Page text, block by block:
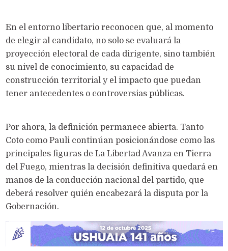
En el entorno libertario reconocen que, al momento
de elegir al candidato, no solo se evaluará la
proyección electoral de cada dirigente, sino también
su nivel de conocimiento, su capacidad de
construcción territorial y el impacto que puedan
tener antecedentes o controversias públicas.
Por ahora, la definición permanece abierta. Tanto
Coto como Pauli continúan posicionándose como las
principales figuras de La Libertad Avanza en Tierra
del Fuego, mientras la decisión definitiva quedará en
manos de la conducción nacional del partido, que
deberá resolver quién encabezará la disputa por la
Gobernación.